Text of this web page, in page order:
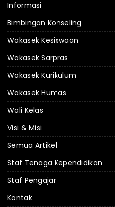
Informasi
Bimbingan Konseling
Wakasek Kesiswaan
Wakasek Sarpras
Wakasek Kurikulum
Wakasek Humas
Wali Kelas
Visi & Misi
Semua Artikel
Staf Tenaga Kependidikan
Staf Pengajar
Kontak